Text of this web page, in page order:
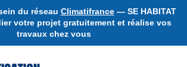
du réseau Climatifrance— SE HABITAT
votre projet gratuitement et réalise vos
travaux chez vous